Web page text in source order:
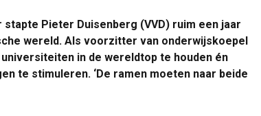
Pieter Duisenberg (VVD) ruim een jaar
wereld. Als voorzitter van onderwijskoepel
in de wereldtop te houden én
te stimuleren. ‘De ramen moeten naar beide